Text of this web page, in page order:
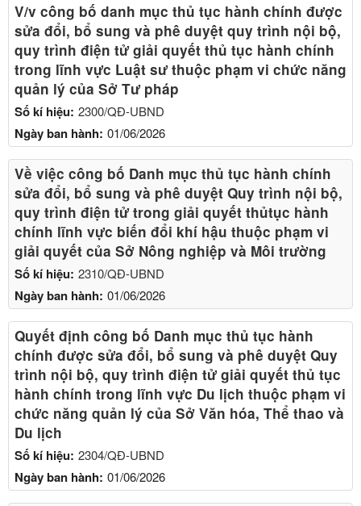
Số kí hiệu: 2300/QĐ-UBND
Ngày ban hành: 01/06/2026
V/v công bố danh mục thủ tục hành chính được
sửa đổi, bổ sung và phê duyệt quy trình nội bộ,
quy trình điện tử giải quyết thủ tục hành chính
trong lĩnh vực Luật sư thuộc phạm vi chức năng
quản lý của Sở Tư pháp
Số kí hiệu: 2310/QĐ-UBND
Ngày ban hành: 01/06/2026
Về việc công bố Danh mục thủ tục hành chính
sửa đổi, bổ sung và phê duyệt Quy trình nội bộ,
quy trình điện tử trong giải quyết thủtục hành
chính lĩnh vực biến đổi khí hậu thuộc phạm vi
giải quyết của Sở Nông nghiệp và Môi trường
Số kí hiệu: 2304/QĐ-UBND
Ngày ban hành: 01/06/2026
Quyết định công bố Danh mục thủ tục hành
chính được sửa đổi, bổ sung và phê duyệt Quy
trình nội bộ, quy trình điện tử giải quyết thủ tục
hành chính trong lĩnh vực Du lịch thuộc phạm vi
chức năng quản lý của Sở Văn hóa, Thể thao và
Du lịch